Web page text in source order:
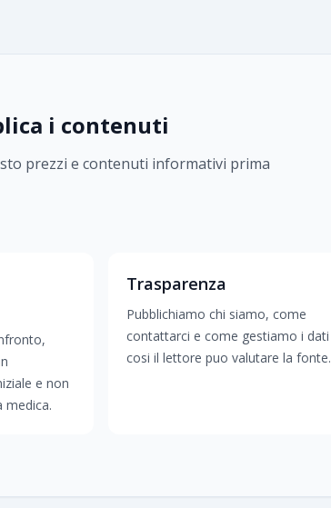
i contenuti
prezzi e contenuti informativi prima
e non
medica.
Trasparenza
Pubblichiamo chi siamo, come
contattarci e come gestiamo i dati
cosi il lettore puo valutare la fonte.